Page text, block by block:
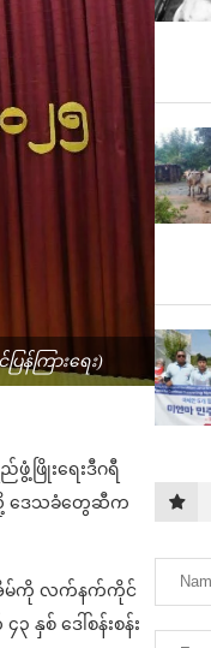
န်ကြားရေး)
ဖြိုးရေးဒီဂရီ
လို့ ဒေသခံတွေဆီက
ေအိမ်ကို လက်နက်ကိုင်
စ် ဒေါ်စန်းစန်း